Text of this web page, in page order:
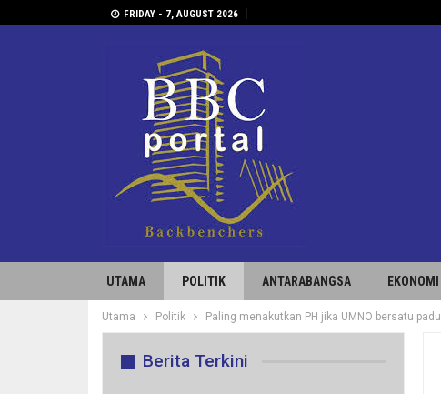
FRIDAY - 7, AUGUST 2026
UTAMA POLITIK ANTARABANGSA EKONOMI
Utama Politik Paling menakutkan PH jika UMNO bersatu padu
Berita Terkini